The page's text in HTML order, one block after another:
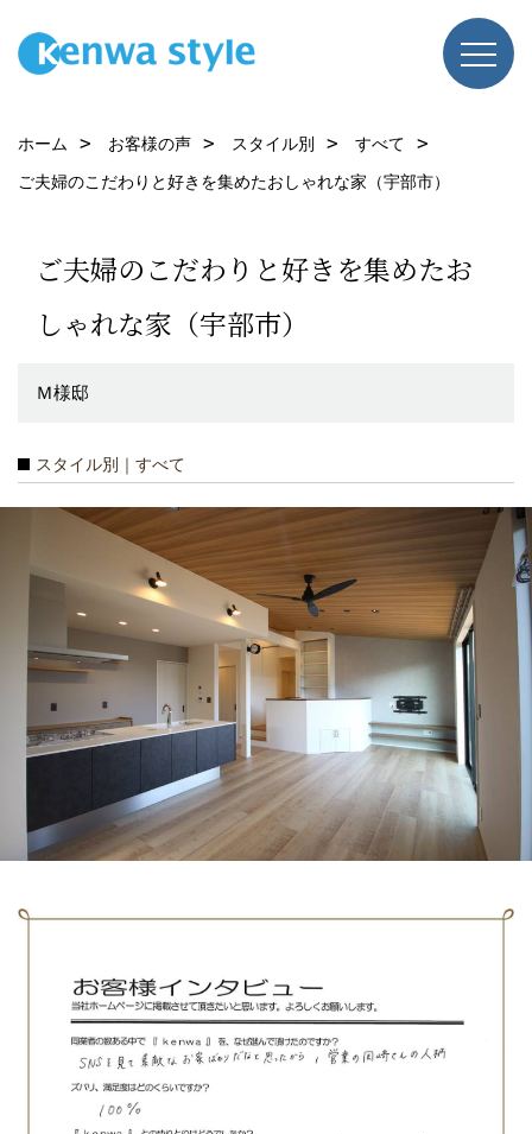
ホーム お客様の声 スタイル別
すべて
ご夫婦のこだわりと好きを集めたおしゃれな家（宇部市）
ご夫婦のこだわりと好きを集めたお
しゃれな家（宇部市）
Ｍ様邸
スタイル別｜すべて